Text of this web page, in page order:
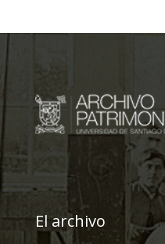
El archivo